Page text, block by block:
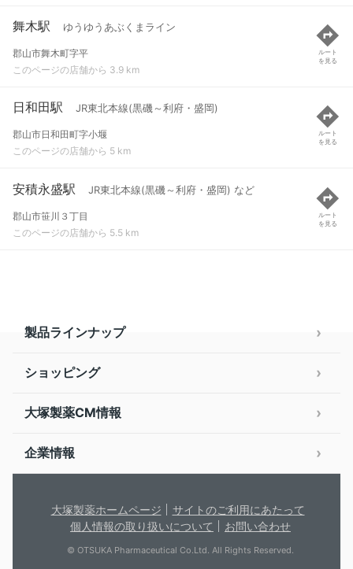
舞木駅 ゆうゆうあぶくまライン
郡山市舞木町字平
このページの店舗から 3.9 km
ルート
を見る
日和田駅 JR東北本線(黒磯～利府・盛岡)
郡山市日和田町字小堰
このページの店舗から 5 km
ルート
を見る
安積永盛駅 JR東北本線(黒磯～利府・盛岡) など
郡山市笹川３丁目
このページの店舗から 5.5 km
ルート
を見る
製品ラインナップ
ショッピング
大塚製薬CM情報
企業情報
大塚製薬ホームページ
サイトのご利用にあたって
個人情報の取り扱いについて
お問い合わせ
© OTSUKA Pharmaceutical Co.Ltd. All Rights Reserved.